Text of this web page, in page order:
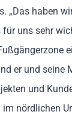
„Das haben
für uns sehr
er und seine
und
im nördlichen